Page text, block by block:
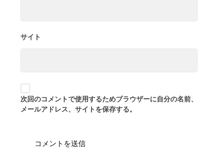
サイト
次回のコメントで使用するためブラウザーに自分の名前、
メールアドレス、サイトを保存する。